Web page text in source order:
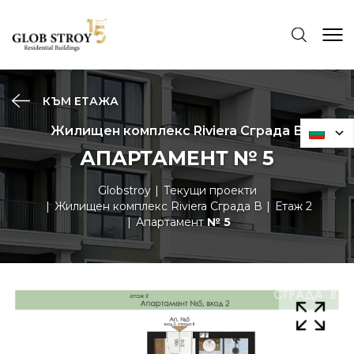
КЪМ ЕТАЖА
Жилищен комплекс Riviera Сграда В
АПАРТАМЕНТ № 5
Globstroy
Текущи проекти
Жилищен комплекс Riviera Сграда В
Етаж 2
Апартамент № 5